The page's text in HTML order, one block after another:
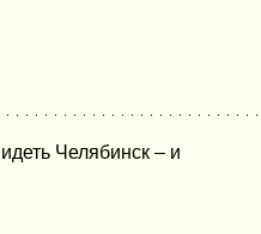
Челябинск – и